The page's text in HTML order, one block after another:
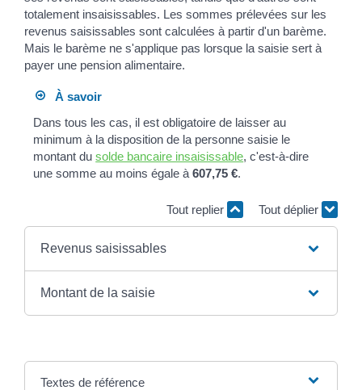
totalement insaisissables. Les sommes prélevées sur les
revenus saisissables sont calculées à partir d'un barème.
Mais le barème ne s'applique pas lorsque la saisie sert à
payer une pension alimentaire.
À savoir
Dans tous les cas, il est obligatoire de laisser au
minimum à la disposition de la personne saisie le
montant dusolde bancaire insaisissable, c'est-à-dire
une somme au moins égale à607,75 €.
Tout replier Tout déplier
Revenus saisissables
Montant de la saisie
Textes de référence